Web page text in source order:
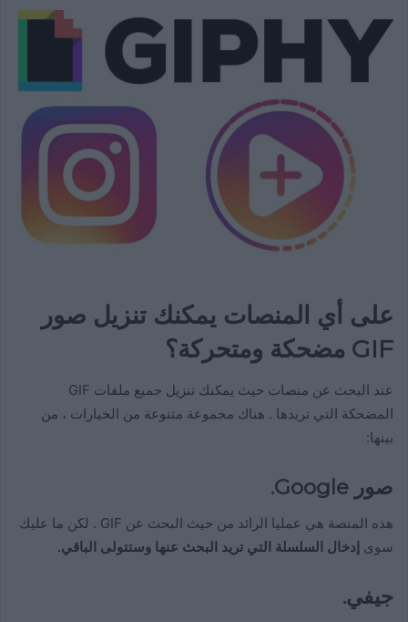
على أي المنصات يمكنك تنزيل صور
GIF مضحكة ومتحركة؟
عند البحث عن منصات حيث يمكنك تنزيل جميع ملفات GIF
المضحكة التي تريدها . هناك مجموعة متنوعة من الخيارات ، من
بينها:
صور Google.
هذه المنصة هي عمليا الرائد من حيث البحث عن GIF . لكن ما عليك
سوى إدخال السلسلة التي تريد البحث عنها وستتولى الباقي.
جيفي.